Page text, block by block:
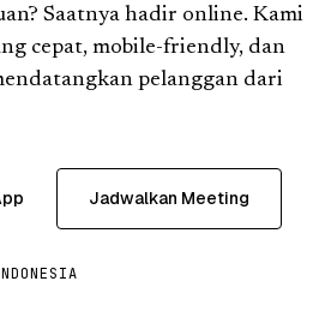
Saatnya hadir online. Kami
cepat, mobile-friendly, dan
pelanggan dari
Jadwalkan Meeting